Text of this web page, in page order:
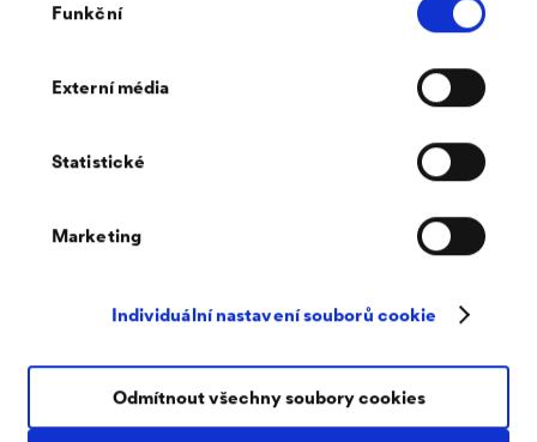
souhlasu
Funkční
Externí média
Statistické
Marketing
Individuální nastavení souborů cookie
Odmítnout všechny soubory cookies